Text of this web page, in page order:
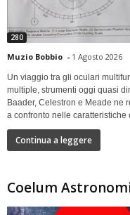
280
Muzio Bobbio - 1 Agosto 2026
Un viaggio tra gli oculari
multiple, strumenti oggi quasi
Baader, Celestron e Meade ne
a confronto nelle
Continua a leggere
Coelum